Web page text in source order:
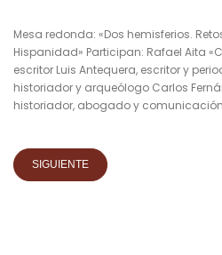
Mesa redonda: «Dos hemisferios.
Hispanidad» Participan: Rafael Aita
escritor Luis Antequera, escritor y
historiador y arqueólogo Carlos
historiador, abogado y comunicación
SIGUIENTE